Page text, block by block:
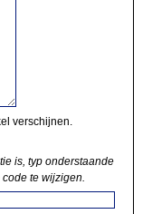
verschijnen.
is, typ onderstaande
te wijzigen.